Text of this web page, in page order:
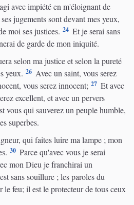
avec impiété en m'éloignant de
jugements sont devant mes yeux,
moi ses justices. 24 Et je serai sans
de garde de mon iniquité.
selon ma justice et selon la pureté
yeux. 26 Avec un saint, vous serez
vous serez innocent; 27 Et avec
excellent, et avec un pervers
vous qui sauverez un peuple humble,
superbes.
qui faites luire ma lampe ; mon
30 Parce qu'avec vous je serai
mon Dieu je franchirai un
sans souillure ; les paroles du
le feu; il est le protecteur de tous ceux